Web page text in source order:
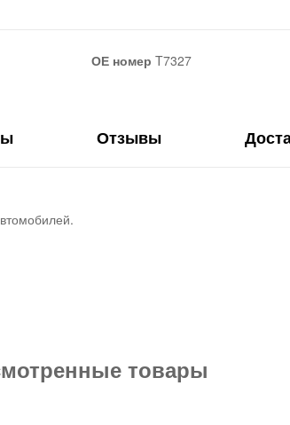
ОЕ номер T7327
Отзывы
товары